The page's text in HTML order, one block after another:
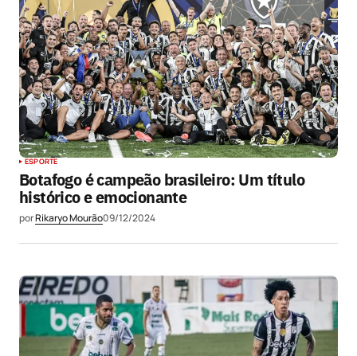
ESPORTE
Botafogo é campeão brasileiro: Um título
histórico e emocionante
porRikaryo Mourão09/12/2024